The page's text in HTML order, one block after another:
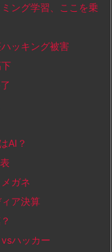
ング学習、ここを乗
ッキング被害
AI？
ガネ
ア決算
ハッカー